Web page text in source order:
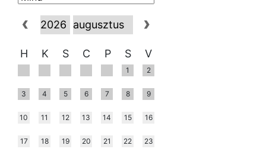
H K S C P S V
1 2
3 4 5 6 7 8 9
10 11 12 13 14 15 16
17 18 19 20 21 22 23